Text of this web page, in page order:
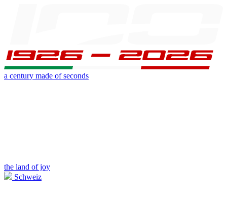
a century made of seconds
the land of joy
Schweiz